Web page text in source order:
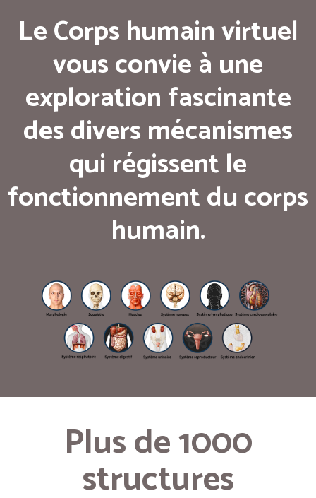
Le Corps humain virtuel
vous convie à une
exploration fascinante
des divers mécanismes
qui régissent le
fonctionnement du corps
humain.
Plus de 1000
structures